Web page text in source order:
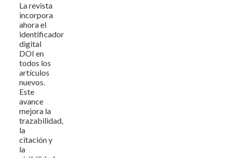
La revista
incorpora
ahora el
identificador
digital
DOI en
todos los
artículos
nuevos.
Este
avance
mejora la
trazabilidad,
la
citación y
la